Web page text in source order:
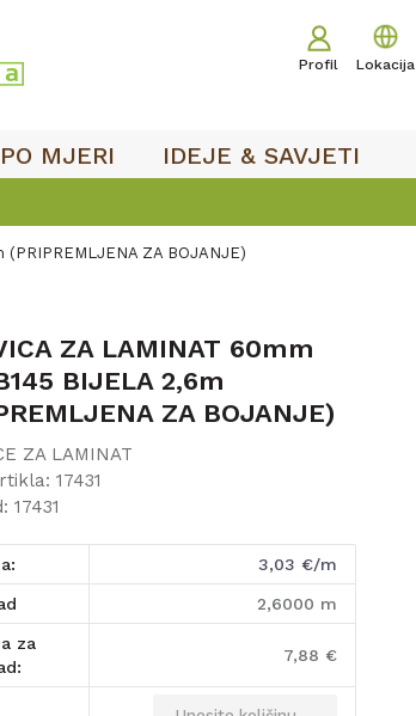
Profil Lokacija
MJERI IDEJE & SAVJETI
ZA BOJANJE)
ZA LAMINAT 60mm
BIJELA 2,6m
ZA BOJANJE)
ZA LAMINAT
17431
17431
3,03 €/m
2,6000 m
7,88 €